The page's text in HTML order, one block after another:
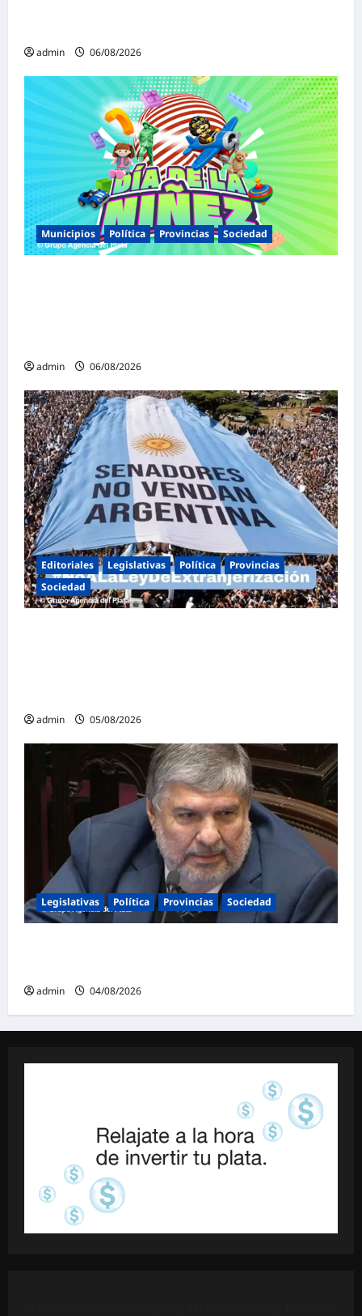
admin 06/08/2026
Municipios Política Provincias Sociedad
admin 06/08/2026
Editoriales Legislativas Política
Provincias
Sociedad
admin 05/08/2026
Legislativas Política Provincias Sociedad
admin 04/08/2026